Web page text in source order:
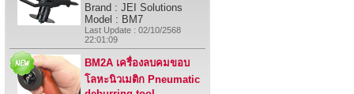
Brand : JEI Solutions
Model : BM7
Last Update : 02/10/2568
22:01:09
BM2A เครื่องลบคมขอบ
โลหะนิวเมติก Pneumatic